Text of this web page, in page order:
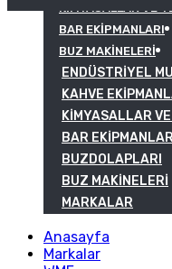
KIMYASALLAR VE
BAR EKIPMANLARI
BUZ MAKINELERI
ENDÜSTRIYEL
KAHVE
KIMYASALLAR
BAR EKIPMANLARI
BUZDOLAPLARI
BUZ MAKINELERI
MARKALAR
Anasayfa
Markalar